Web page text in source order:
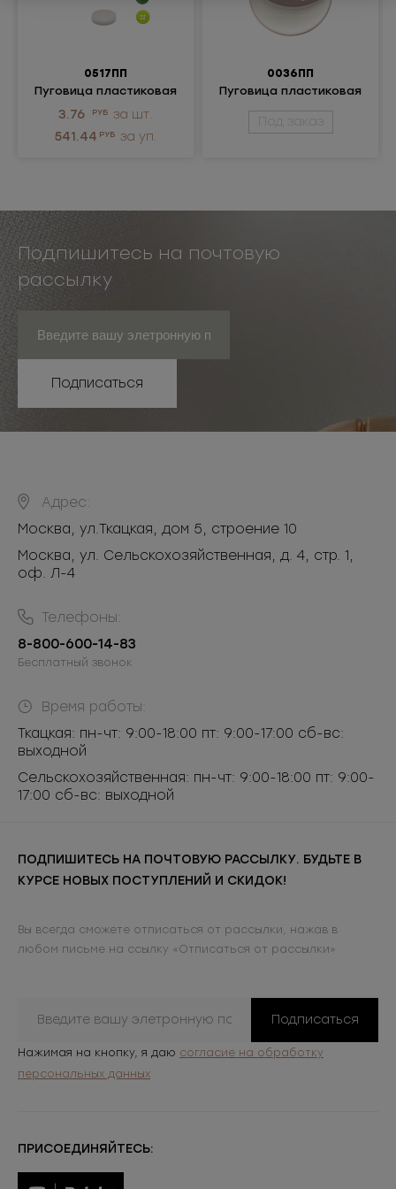
0517ПП
Пуговица пластиковая
3.76 РУБ за шт.
541.44 РУБ за уп.
0036ПП
Пуговица пластиковая
Под заказ
Подпишитесь на почтовую
рассылку
Подписаться
Адрес:
Москва, ул.Ткацкая, дом 5, строение 10
Москва, ул. Сельскохозяйственная, д. 4, стр. 1,
оф. Л-4
Телефоны:
8-800-600-14-83
Бесплатный звонок
Время работы:
Ткацкая: пн-чт: 9:00-18:00 пт: 9:00-17:00 сб-вс:
выходной
Сельскохозяйственная: пн-чт: 9:00-18:00 пт: 9:00-
17:00 сб-вс: выходной
ПОДПИШИТЕСЬ НА ПОЧТОВУЮ РАССЫЛКУ. БУДЬТЕ В
КУРСЕ НОВЫХ ПОСТУПЛЕНИЙ И СКИДОК!
Вы всегда сможете отписаться от рассылки, нажав в
любом письме на ссылку «Отписаться от рассылки»
Подписаться
Нажимая на кнопку, я даю согласие на обработку
персональных данных
ПРИСОЕДИНЯЙТЕСЬ: